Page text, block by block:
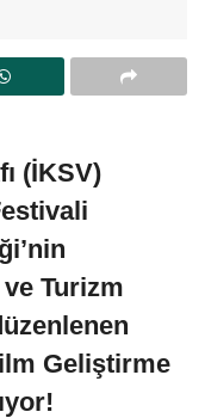
(İKSV)
Turizm
Geliştirme